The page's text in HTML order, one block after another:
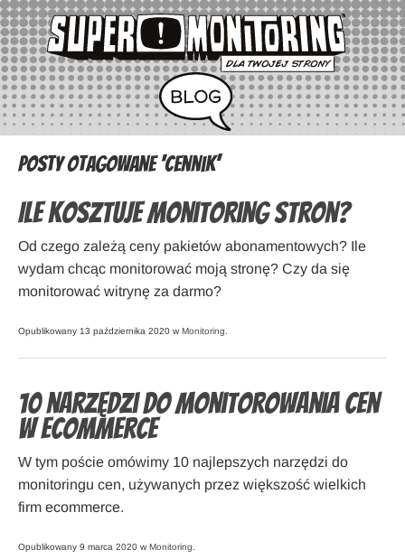
Posty otagowane ‘cennik’
Ile kosztuje monitoring stron?
Od czego zależą ceny pakietów abonamentowych? Ile
wydam chcąc monitorować moją stronę? Czy da się
monitorować witrynę za darmo?
Opublikowany 13 października 2020 w Monitoring
10 narzędzi do monitorowania cen
w ecommerce
W tym poście omówimy 10 najlepszych narzędzi do
monitoringu cen, używanych przez większość wielkich
firm ecommerce.
Opublikowany 9 marca 2020 w Monitoring